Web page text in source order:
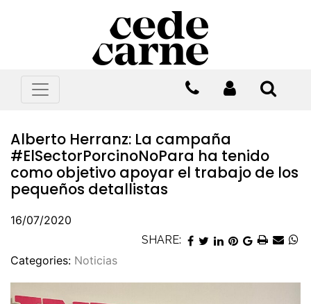
Alberto Herranz: La campaña
#ElSectorPorcinoNoPara ha tenido
como objetivo apoyar el trabajo de los
pequeños detallistas
16/07/2020
SHARE:
Categories: Noticias